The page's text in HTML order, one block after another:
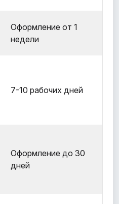
Оформление от 1
недели
7-10 рабочих дней
Оформление до 30
дней